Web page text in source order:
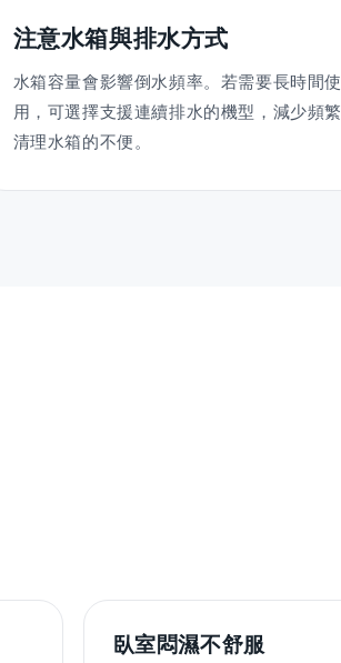
注意水箱與排水方式
水箱容量會影響倒水頻率。若需要長時間使
用，可選擇支援連續排水的機型，減少頻繁
清理水箱的不便。
臥室悶濕不舒服